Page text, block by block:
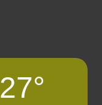
27°